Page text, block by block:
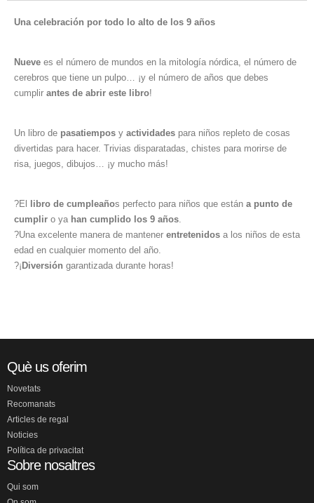
Una celebración por todo lo alto de los 9 años
Nueve es el número de mundos en la mitología nórdica, el número de
cerebros que tiene un pulpo… ¡y el número de años que debes
cumplir antes de abrir este libro!
Un libro de pasatiempos y actividades para niños repleto de cosas
divertidas para hacer. Trivias disparatadas, chistes para morirse de
risa, juegos, dibujos… ¡y mucho más!
?El libro de cumpleaños perfecto para niños que están a punto de
cumplir o ya han cumplido los 9 años
?Una excelente manera de mantener entretenidos a los niños de esta
edad en cualquier momento del año.
?¡Diversión garantizada durante horas!
Què us oferim
Novetats
Recomanats
Articles de regal
Noticies
Política de privacitat
Sobre nosaltres
Qui som